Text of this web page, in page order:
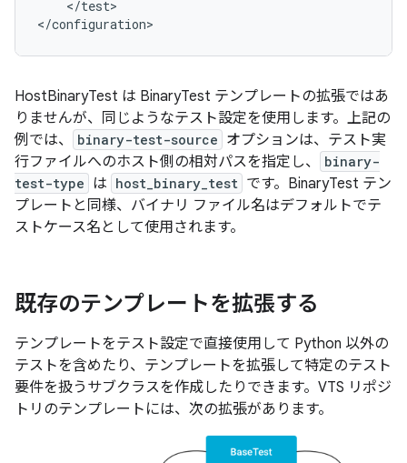
    </test>
HostBinaryTest は BinaryTest テンプレートの拡張ではあ
りませんが、同じようなテスト設定を使用します。上記の
例では、
binary-test-source オプションは、テスト実
行ファイルへのホスト側の相対パスを指定し、
binary-
test-type は host_binary_test です。BinaryTest テン
プレートと同様、バイナリ ファイル名はデフォルトでテ
ストケース名として使用されます。
既存のテンプレートを拡張する
テンプレートをテスト設定で直接使用して Python 以外の
テストを含めたり、テンプレートを拡張して特定のテスト
要件を扱うサブクラスを作成したりできます。VTS リポジ
トリのテンプレートには、次の拡張があります。